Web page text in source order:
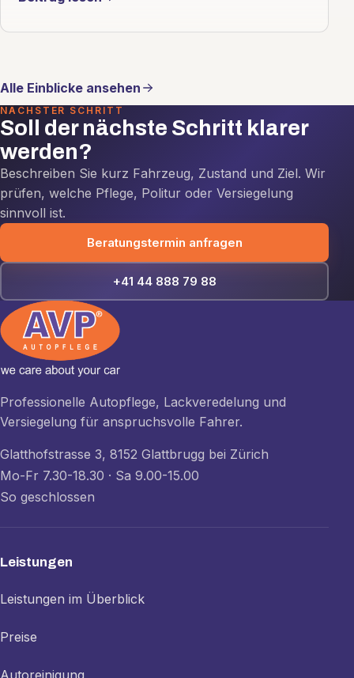
Alle Einblicke ansehen
NÄCHSTER SCHRITT
Soll der nächste Schritt klarer
werden?
Beschreiben Sie kurz Fahrzeug, Zustand und Ziel. Wir
prüfen, welche Pflege, Politur oder Versiegelung
sinnvoll ist.
Beratungstermin anfragen
+41 44 888 79 88
Professionelle Autopflege, Lackveredelung und
Versiegelung für anspruchsvolle Fahrer.
Glatthofstrasse 3, 8152 Glattbrugg bei Zürich
Mo-Fr 7.30-18.30 · Sa 9.00-15.00
So geschlossen
Leistungen
Leistungen im Überblick
Preise
Autoreinigung